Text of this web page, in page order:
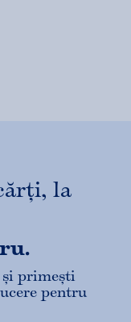
la
și primești
pentru